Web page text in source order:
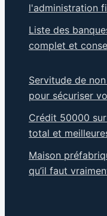
l'administration
Liste des
complet et
Servitude de
pour sécuriser
Crédit 50000
total et
Maison
qu’il faut